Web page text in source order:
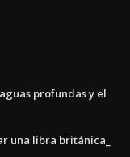
profundas y el
una libra británica_